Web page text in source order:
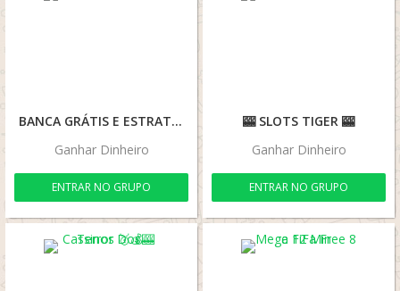
BANCA GRÁTIS E ESTRATÉGIA ✅🤑
Ganhar Dinheiro
ENTRAR NO GRUPO
🎰 SLOTS TIGER 🎰
Ganhar Dinheiro
ENTRAR NO GRUPO